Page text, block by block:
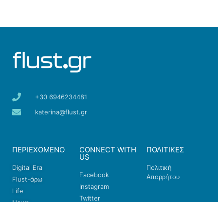
+30 6946234481
katerina@flust.gr
ΠΕΡΙΕΧΟΜΕΝΟ
Digital Era
Flust-άρω
Life
CONNECT WITH
US
Facebook
Instagram
Twitter
ΠΟΛΙΤΙΚΕΣ
Πολιτική
Απορρήτου